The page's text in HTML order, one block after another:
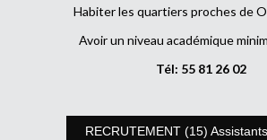
Habiter les quartiers proches de
Avoir un niveau académique
Tél: 55 81 26 02
RECRUTEMENT (15)